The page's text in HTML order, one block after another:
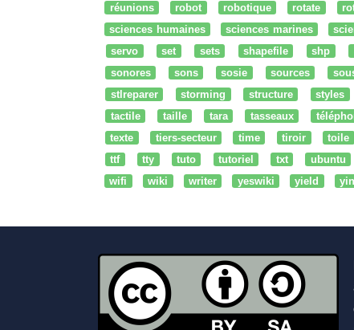
réunions
robot robotique rotate
sciences humaines
sciences marines
servo
set sets shapefile shp
sonores
sons sosie sources
stlreparer
storming structure styles
tactile
taille tara tasseaux
texte
tiers-secteur time tiroir toile
ttf
tty tuto tutoriel txt ubuntu
wifi
wiki writer yeswiki yield